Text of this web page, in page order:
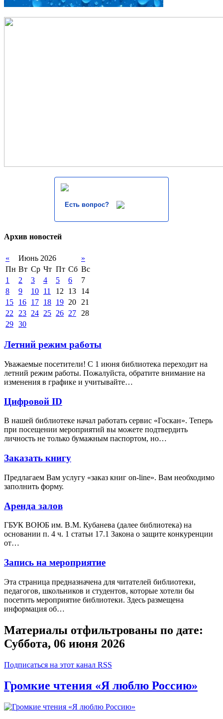
Есть вопрос?
Архив новостей
« Июнь 2026
»
Пн Вт Ср Чт Пт Сб Вс
1
2 3 4 5 6
7
8
9 10 11 12 13
14
15
16 17 18 19 20
21
22
23 24 25 26 27
28
29 30
Летний режим работы
Уважаемые посетители! С 1 июня библиотека переходит на
летний режим работы. Пожалуйста, обратите внимание на
изменения в графике и учитывайте…
Цифровой ID
В нашей библиотеке начал работать сервис «Госкан». Теперь
при посещении мероприятий вы можете подтвердить
личность не только бумажным паспортом, но…
Заказать книгу
Предлагаем Вам услугу «заказ книг on-line». Вам необходимо
заполнить форму.
Аренда залов
ГБУК ВОЮБ им. В.М. Кубанева (далее библиотека) на
основании п. 4 ч. 1 статьи 17.1 Закона о защите конкуренции
от…
Запись на мероприятие
Эта страница предназначена для читателей библиотеки,
педагогов, школьников и студентов, которые хотели бы
посетить мероприятие библиотеки. Здесь размещена
информация об…
Материалы отфильтрованы по дате:
Суббота, 06 июня 2026
Подписаться на этот канал RSS
Громкие чтения «Я люблю Россию»